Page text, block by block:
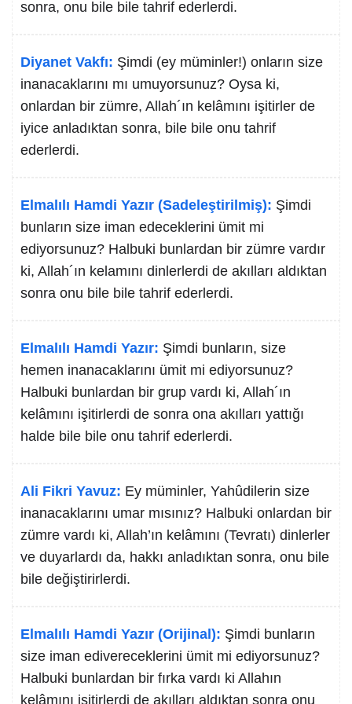
sonra, onu bile bile tahrif ederlerdi.
Diyanet Vakfı: Şimdi (ey müminler!) onların size
inanacaklarını mı umuyorsunuz? Oysa ki,
onlardan bir zümre, Allah´ın kelâmını işitirler de
iyice anladıktan sonra, bile bile onu tahrif
ederlerdi.
Elmalılı Hamdi Yazır (Sadeleştirilmiş): Şimdi
bunların size iman edeceklerini ümit mi
ediyorsunuz? Halbuki bunlardan bir zümre vardır
ki, Allah´ın kelamını dinlerlerdi de akılları aldıktan
sonra onu bile bile tahrif ederlerdi.
Elmalılı Hamdi Yazır: Şimdi bunların, size
hemen inanacaklarını ümit mi ediyorsunuz?
Halbuki bunlardan bir grup vardı ki, Allah´ın
kelâmını işitirlerdi de sonra ona akılları yattığı
halde bile bile onu tahrif ederlerdi.
Ali Fikri Yavuz: Ey müminler, Yahûdilerin size
inanacaklarını umar mısınız? Halbuki onlardan bir
zümre vardı ki, Allah’ın kelâmını (Tevratı) dinlerler
ve duyarlardı da, hakkı anladıktan sonra, onu bile
bile değiştirirlerdi.
Elmalılı Hamdi Yazır (Orijinal): Şimdi bunların
size iman edivereceklerini ümit mi ediyorsunuz?
Halbuki bunlardan bir fırka vardı ki Allahın
kelâmını işitirlerdi de akılları aldıktan sonra onu